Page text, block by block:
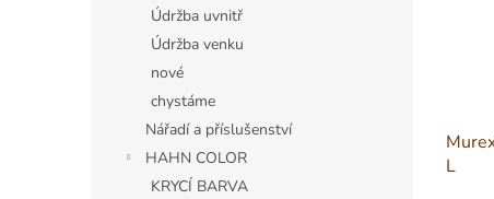
Údržba uvnitř
Údržba venku
nové
chystáme
Nářadí a příslušenství
HAHN COLOR
KRYCÍ BARVA
L